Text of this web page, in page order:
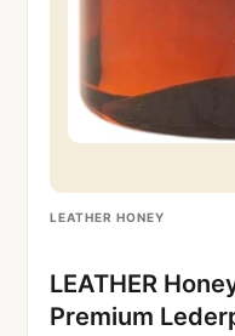
LEATHER HONEY
LEATHER
Premium